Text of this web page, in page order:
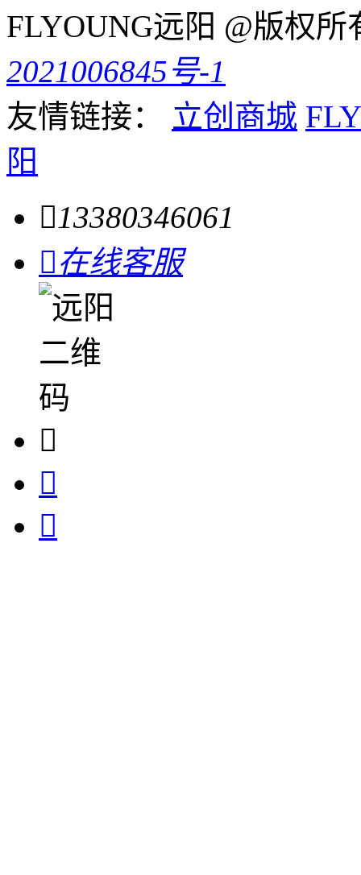
FLYOUNG远阳 @版权
2021006845号-1
友情链接： 立创商城
阳
13380346061
在线客服


